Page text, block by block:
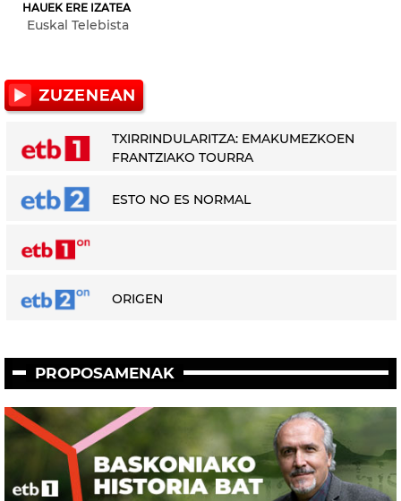
HAUEK ERE IZATEA
Euskal Telebista
TXIRRINDULARITZA: EMAKUMEZKOEN
FRANTZIAKO TOURRA
ESTO NO ES NORMAL
ORIGEN
PROPOSAMENAK